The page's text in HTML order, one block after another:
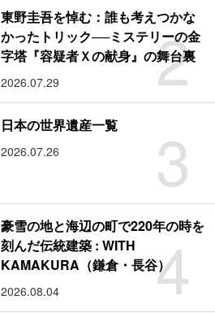
2
東野圭吾を悼む：誰も考えつかな
かったトリック──ミステリーの金
字塔『容疑者Ｘの献身』の舞台裏
2026.07.29
3
日本の世界遺産一覧
2026.07.26
4
豪雪の地と海辺の町で220年の時を
刻んだ伝統建築 : WITH
KAMAKURA（鎌倉・長谷）
2026.08.04